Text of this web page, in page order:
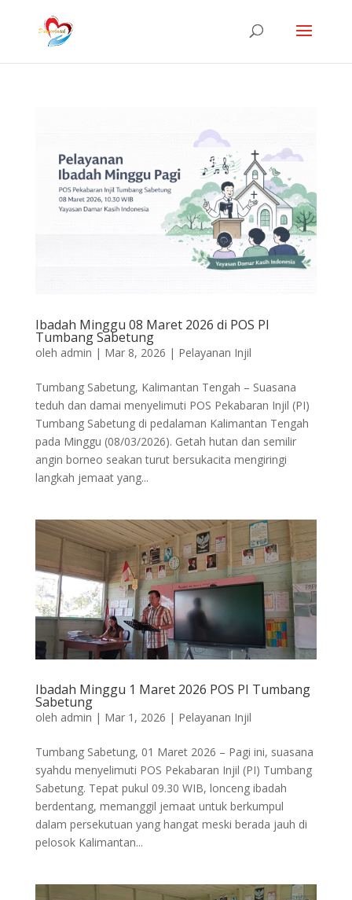
Ibadah Minggu 08 Maret 2026 di POS PI
Tumbang Sabetung
oleh admin | Mar 8, 2026 | Pelayanan Injil
Tumbang Sabetung, Kalimantan Tengah – Suasana
teduh dan damai menyelimuti POS Pekabaran Injil (PI)
Tumbang Sabetung di pedalaman Kalimantan Tengah
pada Minggu (08/03/2026). Getah hutan dan semilir
angin borneo seakan turut bersukacita mengiringi
langkah jemaat yang...
Ibadah Minggu 1 Maret 2026 POS PI Tumbang
Sabetung
oleh admin | Mar 1, 2026 | Pelayanan Injil
Tumbang Sabetung, 01 Maret 2026 – Pagi ini, suasana
syahdu menyelimuti POS Pekabaran Injil (PI) Tumbang
Sabetung. Tepat pukul 09.30 WIB, lonceng ibadah
berdentang, memanggil jemaat untuk berkumpul
dalam persekutuan yang hangat meski berada jauh di
pelosok Kalimantan...